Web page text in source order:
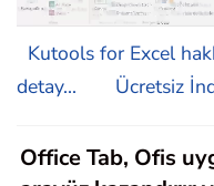
Kutools for Excel
detay...
Ücretsiz
Office Tab, Ofis